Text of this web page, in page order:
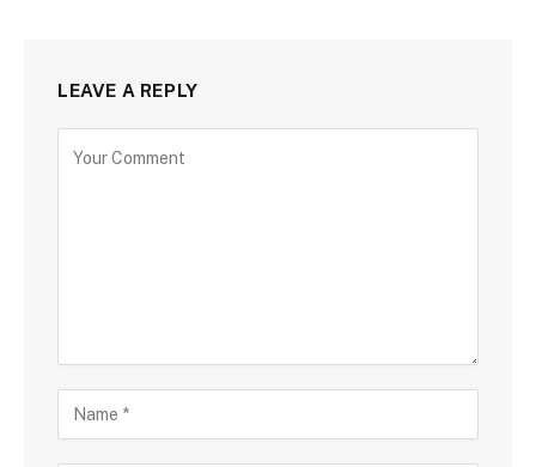
LEAVE A REPLY